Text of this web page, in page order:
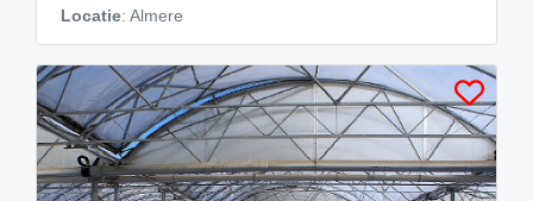
Locatie: Almere